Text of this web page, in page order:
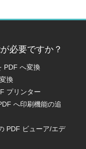
必要ですか？
PDF へ変換
換
プリンター
へ印刷機能の追
PDF ビューア/エデ